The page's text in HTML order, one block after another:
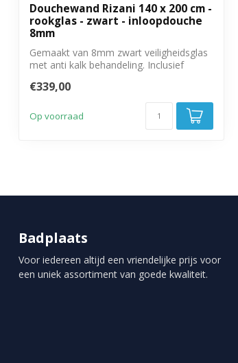
Douchewand Rizani 140 x 200 cm -
rookglas - zwart - inloopdouche
8mm
Gemaakt van 8mm zwart veiligheidsglas
met anti kalk behandeling. Inclusief
€339,00
Op voorraad
Badplaats
Voor iedereen altijd een vriendelijke prijs voor
een uniek assortiment van goede kwaliteit.